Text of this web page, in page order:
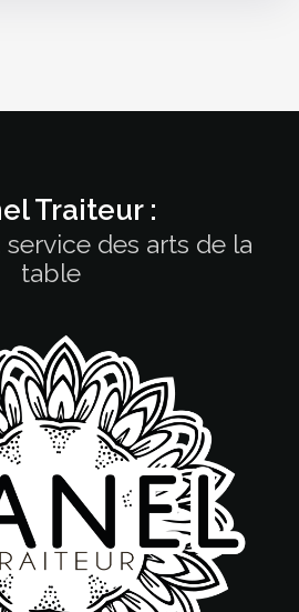
Traiteur :
service des arts de la
table